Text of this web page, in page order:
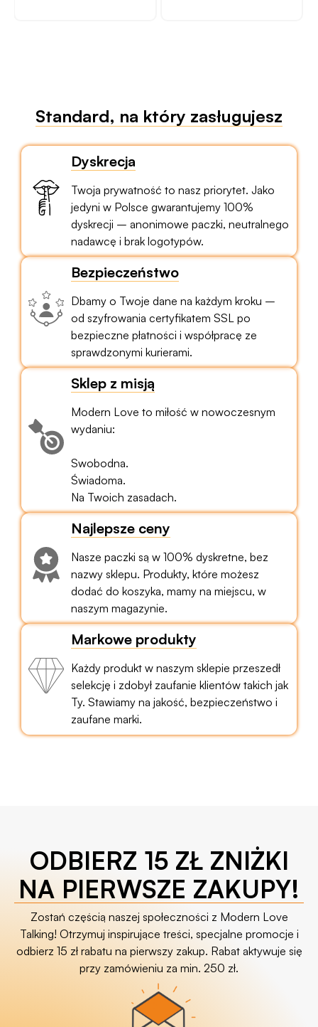
Standard, na który zasługujesz
Dyskrecja
Twoja prywatność to nasz priorytet. Jako
jedyni w Polsce gwarantujemy 100%
dyskrecji – anonimowe paczki, neutralnego
nadawcę i brak logotypów.
Bezpieczeństwo
Dbamy o Twoje dane na każdym kroku –
od szyfrowania certyfikatem SSL po
bezpieczne płatności i współpracę ze
sprawdzonymi kurierami.
Sklep z misją
Modern Love to miłość w nowoczesnym
wydaniu:
Swobodna.
Świadoma.
Na Twoich zasadach.
Najlepsze ceny
Nasze paczki są w 100% dyskretne, bez
nazwy sklepu. Produkty, które możesz
dodać do koszyka, mamy na miejscu, w
naszym magazynie.
Markowe produkty
Każdy produkt w naszym sklepie przeszedł
selekcję i zdobył zaufanie klientów takich jak
Ty. Stawiamy na jakość, bezpieczeństwo i
zaufane marki.
ODBIERZ 15 ZŁ ZNIŻKI
NA PIERWSZE ZAKUPY!
Zostań częścią naszej społeczności z Modern Love
Talking! Otrzymuj inspirujące treści, specjalne promocje i
odbierz 15 zł rabatu na pierwszy zakup. Rabat aktywuje się
przy zamówieniu za min. 250 zł.